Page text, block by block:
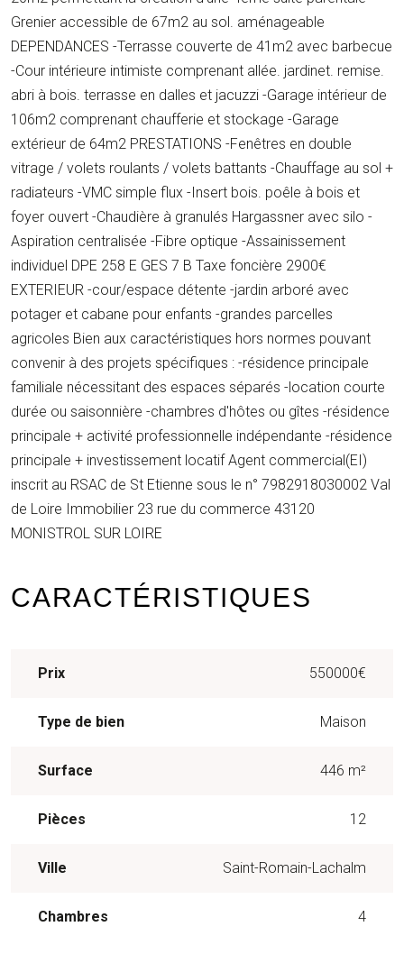
Grenier accessible de 67m2 au sol. aménageable
DEPENDANCES -Terrasse couverte de 41m2 avec barbecue
-Cour intérieure intimiste comprenant allée. jardinet. remise.
abri à bois. terrasse en dalles et jacuzzi -Garage intérieur de
106m2 comprenant chaufferie et stockage -Garage
extérieur de 64m2 PRESTATIONS -Fenêtres en double
vitrage / volets roulants / volets battants -Chauffage au sol +
radiateurs -VMC simple flux -Insert bois. poêle à bois et
foyer ouvert -Chaudière à granulés Hargassner avec silo -
Aspiration centralisée -Fibre optique -Assainissement
individuel DPE 258 E GES 7 B Taxe foncière 2900€
EXTERIEUR -cour/espace détente -jardin arboré avec
potager et cabane pour enfants -grandes parcelles
agricoles Bien aux caractéristiques hors normes pouvant
convenir à des projets spécifiques : -résidence principale
familiale nécessitant des espaces séparés -location courte
durée ou saisonnière -chambres d'hôtes ou gîtes -résidence
principale + activité professionnelle indépendante -résidence
principale + investissement locatif Agent commercial(EI)
inscrit au RSAC de St Etienne sous le n° 7982918030002 Val
de Loire Immobilier 23 rue du commerce 43120
MONISTROL SUR LOIRE
CARACTÉRISTIQUES
Prix 550000€
Type de bien Maison
Surface 446 m²
Pièces 12
Ville Saint-Romain-Lachalm
Chambres 4